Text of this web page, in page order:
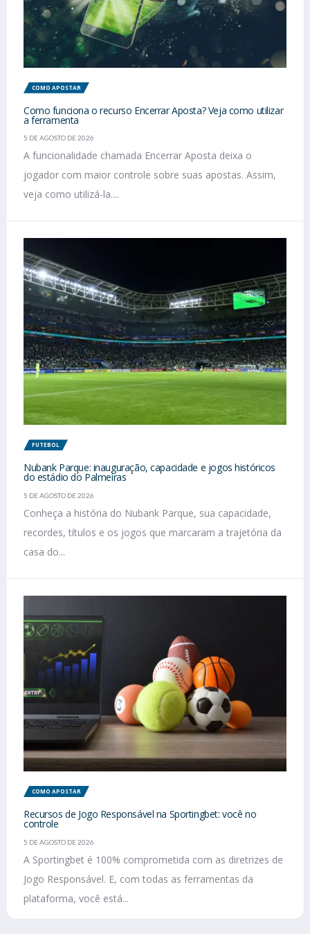
COMO APOSTAR
Como funciona o recurso Encerrar Aposta? Veja como utilizar
a ferramenta
5 DE AGOSTO DE 2026
A funcionalidade chamada Encerrar Aposta deixa o
jogador com maior controle sobre suas apostas. Assim,
veja como utilizá-la....
FUTEBOL
Nubank Parque: inauguração, capacidade e jogos históricos
do estádio do Palmeiras
5 DE AGOSTO DE 2026
Conheça a história do Nubank Parque, sua capacidade,
recordes, títulos e os jogos que marcaram a trajetória da
casa do...
COMO APOSTAR
Recursos de Jogo Responsável na Sportingbet: você no
controle
5 DE AGOSTO DE 2026
A Sportingbet é 100% comprometida com as diretrizes de
Jogo Responsável. E, com todas as ferramentas da
plataforma, você está...